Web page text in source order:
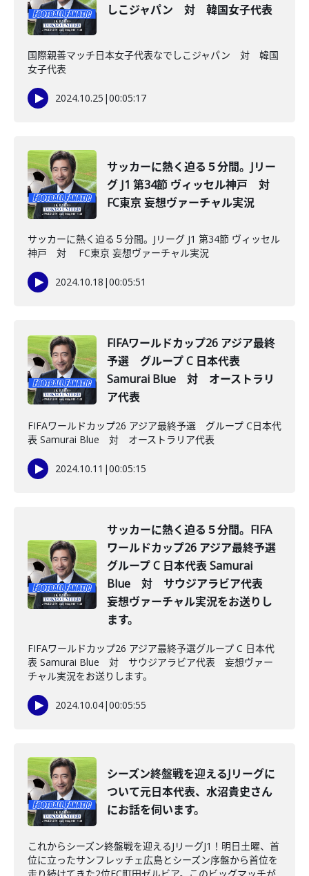
しこジャパン 対 韓国女子代表
国際親善マッチ日本女子代表なでしこジャパン 対 韓国
女子代表
2024.10.25 |00:05:17
サッカーに熱く迫る５分間。Jリー
グ J1 第34節 ヴィッセル神戸 対
FC東京 妄想ヴァーチャル実況
サッカーに熱く迫る５分間。Jリーグ J1 第34節 ヴィッセル
神戸 対 FC東京 妄想ヴァーチャル実況
2024.10.18 |00:05:51
FIFAワールドカップ26 アジア最終
予選 グループ C 日本代表
Samurai Blue 対 オーストラリ
ア代表
FIFAワールドカップ26 アジア最終予選 グループ C日本代
表 Samurai Blue 対 オーストラリア代表
2024.10.11 |00:05:15
サッカーに熱く迫る５分間。FIFA
ワールドカップ26 アジア最終予選
グループ C 日本代表 Samurai
Blue 対 サウジアラビア代表
妄想ヴァーチャル実況をお送りし
ます。
FIFAワールドカップ26 アジア最終予選グループ C 日本代
表 Samurai Blue 対 サウジアラビア代表 妄想ヴァー
チャル実況をお送りします。
2024.10.04|00:05:55
シーズン終盤戦を迎えるJリーグに
ついて元日本代表、水沼貴史さん
にお話を伺います。
これからシーズン終盤戦を迎えるJリーグJ1！明日土曜、首
位に立ったサンフレッチェ広島とシーズン序盤から首位を